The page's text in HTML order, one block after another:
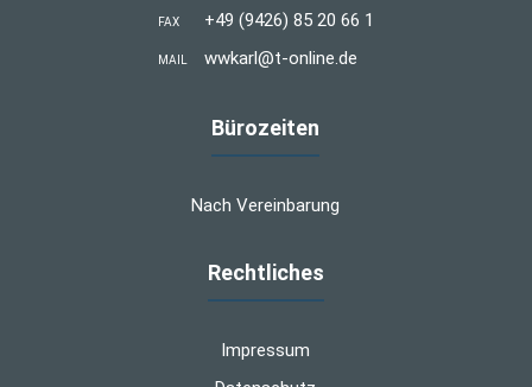
FAX +49 (9426) 85 20 66 1
MAIL wwkarl@t-online.de
Bürozeiten
Nach Vereinbarung
Rechtliches
Impressum